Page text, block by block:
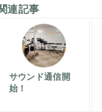
連記事
サウンド通信開
始！